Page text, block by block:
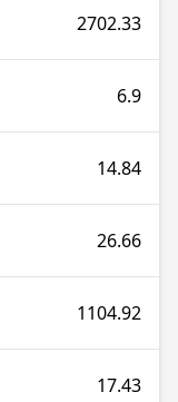
2702.33
6.9
14.84
26.66
1104.92
17.43